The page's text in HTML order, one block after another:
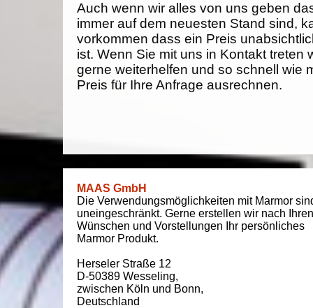
Auch wenn wir alles von uns geben
immer auf dem neuesten Stand sind,
vorkommen dass ein Preis
ist. Wenn Sie mit uns in Kontakt treten
gerne weiterhelfen und so schnell wie
Preis für Ihre Anfrage ausrechnen.
MAAS GmbH
Die Verwendungsmöglichkeiten mit Marmor
uneingeschränkt. Gerne erstellen wir nach Ihren
Wünschen und Vorstellungen Ihr persönliches
Marmor Produkt.
Herseler Straße 12
D-50389 Wesseling,
zwischen Köln und Bonn,
Deutschland